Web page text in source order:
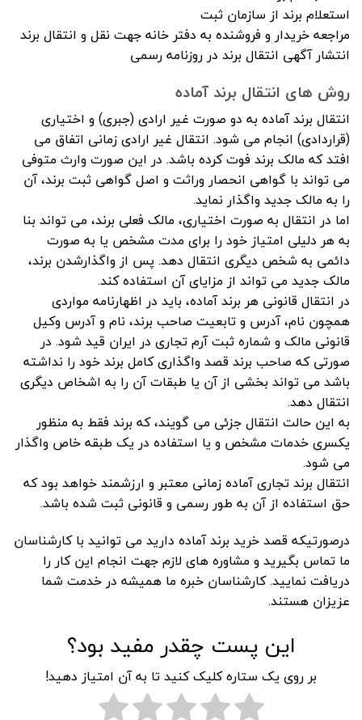
استعلام برند از سازمان ثبت
مراجعه خریدار و فروشنده به دفتر خانه جهت نقل و انتقال برند
انتشار آگهی انتقال برند در روزنامه رسمی
روش های انتقال برند آماده
انتقال برند آماده به دو صورت غیر ارادی (جبری) و اختیاری
(قراردادی) انجام می شود. انتقال غیر ارادی زمانی اتفاق می
افتد که مالک برند فوت کرده باشد. در این صورت وارث متوفی
می تواند با گواهی انحصار وراثت و اصل گواهی ثبت برند، آن
را به مالک جدید واگذار نماید.
اما در انتقال به صورت اختیاری، مالک فعلی برند، می تواند بنا
به هر دلیلی امتیاز خود را برای مدت مشخص یا به صورت
دائمی به شخص دیگری انتقال دهد. پس از واگذارشدن برند،
مالک جدید می تواند از مزایای آن استفاده کند.
در انتقال قانونی هر برند آماده، باید در اظهارنامه مواردی
همچون نام، آدرس و تابعیت صاحب برند، نام و آدرس وکیل
قانونی مالک و شماره ثبت آرم تجاری در ایران قید شود. در
صورتی که صاحب برند قصد واگذاری کامل برند خود را نداشته
باشد می تواند بخشی از آن یا طبقات آن را به اشخاص دیگری
انتقال دهد.
به این حالت انتقال جزئی می گویند، که برند فقط به منظور
یکسری خدمات مشخص و یا استفاده در یک طبقه خاص واگذار
می شود.
انتقال برند تجاری آماده زمانی معتبر و ارزشمند خواهد بود که
حق استفاده از آن به طور رسمی و قانونی ثبت شده باشد.
درصورتیکه قصد خرید برند آماده دارید می توانید با کارشناسان
ما تماس بگیرید و مشاوره های لازم جهت انجام این کار را
دریافت نمایید. کارشناسان خبره ما همیشه در خدمت شما
عزیزان هستند.
این پست چقدر مفید بود؟
بر روی یک ستاره کلیک کنید تا به آن امتیاز دهید!